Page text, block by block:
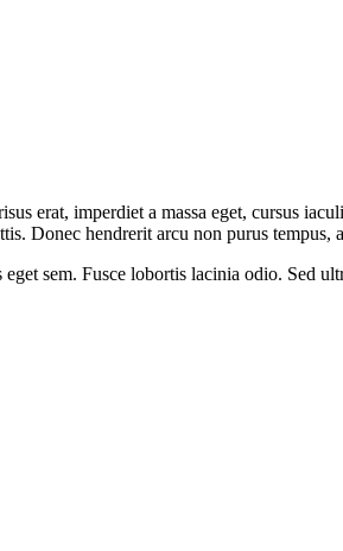
erat, imperdiet a massa eget, cursus
Donec hendrerit arcu non purus tempus,
sem. Fusce lobortis lacinia odio. Sed